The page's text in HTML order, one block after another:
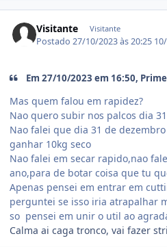
Visitante Visitante
Postado27/10/2023 às 20:25
Em 27/10/2023 em 16:50,
Mas quem falou em rapidez?
Nao quero subir nos palcos dia
Nao falei que dia 31 de
ganhar 10kg seco
Nao falei em secar rapido,nao
ano,para de botar coisa que tu
Apenas pensei em entrar em
perguntei se isso iria atrapalhar
so pensei em unir o util ao
Calma ai caga tronco, vai fazer